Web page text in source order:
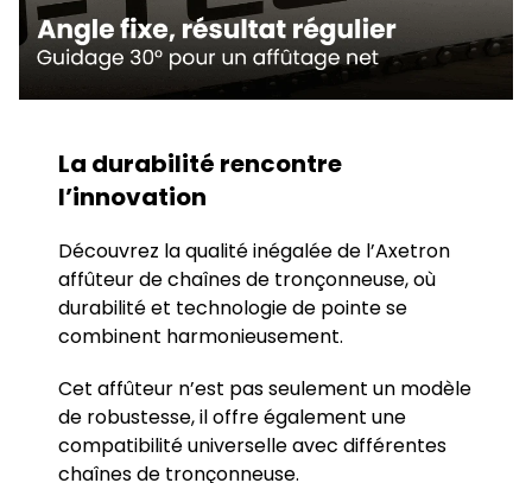
La durabilité rencontre
l’innovation
Découvrez la qualité inégalée de l’Axetron
affûteur de chaînes de tronçonneuse, où
durabilité et technologie de pointe se
combinent harmonieusement.
Cet affûteur n’est pas seulement un modèle
de robustesse, il offre également une
compatibilité universelle avec différentes
chaînes de tronçonneuse.